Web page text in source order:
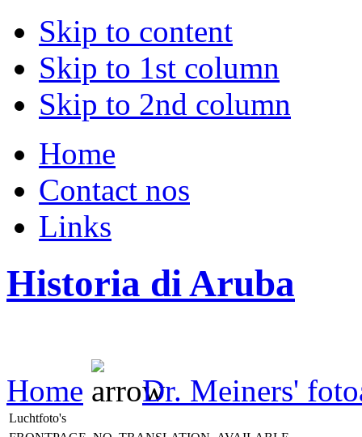
Skip to content
Skip to 1st column
Skip to 2nd column
Home
Contact nos
Links
Historia di Aruba
Home Dr. Meiners'
Luchtfoto's